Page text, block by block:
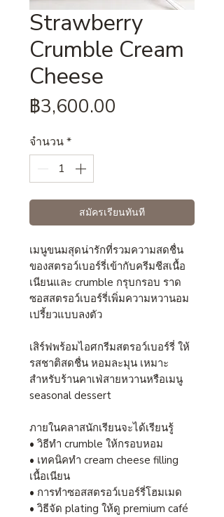
Strawberry
Crumble Cream
Cheese
฿3,600.00
จำนวน*
สมัครเรียนทันที
เมนูขนมสุดน่ารักที่รวมความสดชื่น
ของสตรอว์เบอร์รี่เข้ากับครีมชีสเนื้อ
เนียนและ crumble กรุบกรอบ ราด
ซอสสตรอว์เบอร์รี่เพิ่มความหวานอม
เปรี้ยวแบบลงตัว
เสิร์ฟพร้อมไอศกรีมสตรอว์เบอร์รี่ ให้
รสชาติสดชื่น หอมละมุน เหมาะ
สำหรับร้านคาเฟ่สายหวานหรือเมนู
seasonal dessert
ภายในคลาสนักเรียนจะได้เรียนรู้
• วิธีทำ crumble ให้กรอบหอม
• เทคนิคทำ cream cheese filling
เนื้อเนียน
• การทำซอสสตรอว์เบอร์รี่โฮมเมด
• วิธีจัด plating ให้ดู premium café